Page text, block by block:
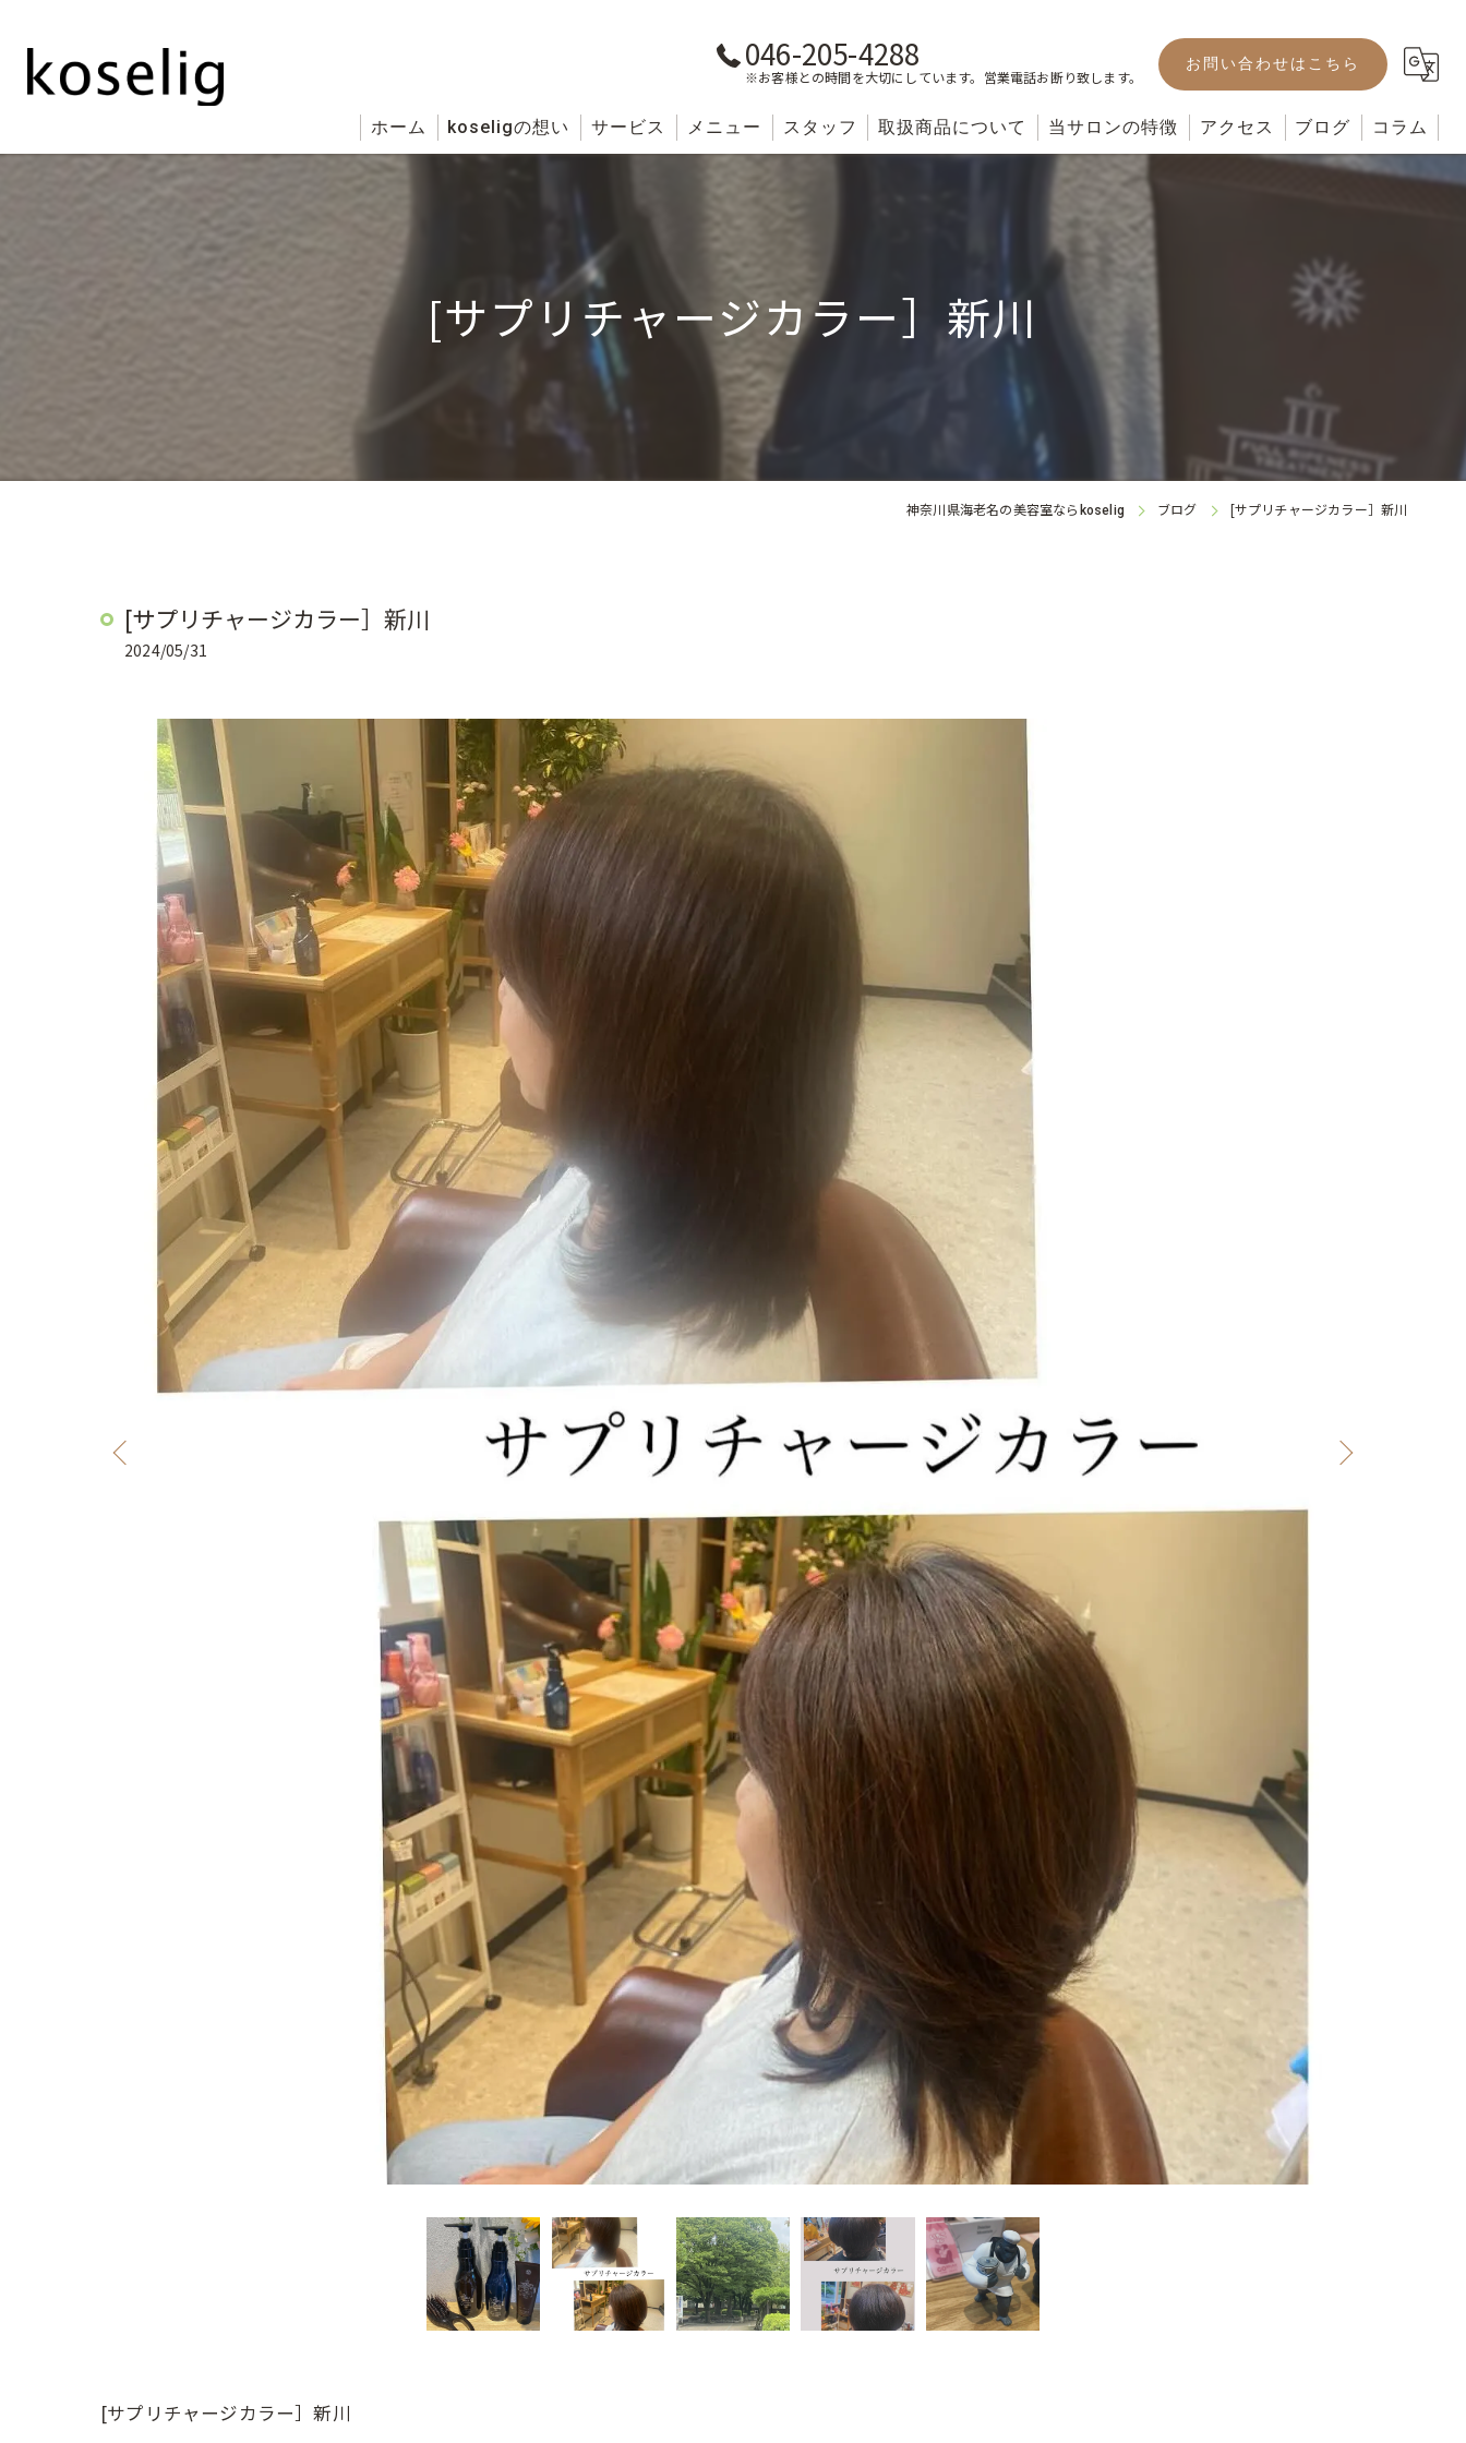
046-205-4288
※お客様との時間を大切にしています。営業電話お断り致します。
お問い合わせはこちら
ホーム koseligの想い サービス メニュー スタッフ 取扱商品について 当サロンの特徴
カラー
アクセス ブログ コラム
[サプリチャージカラー］新川
神奈川県海老名の美容室なら koselig ブログ [サプリチャージカラー］新川
[サプリチャージカラー］新川
2024/05/31
[サプリチャージカラー］新川